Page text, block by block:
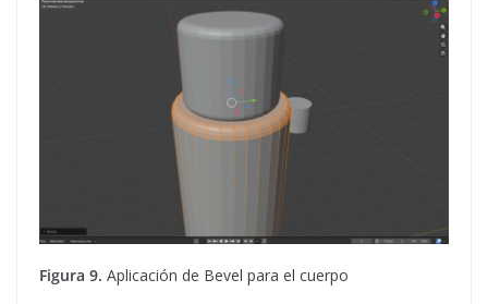
Figura 9. Aplicación de Bevel para el cuerpo